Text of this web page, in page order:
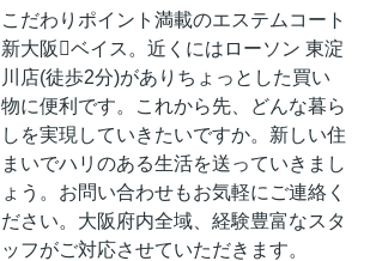
こだわりポイント満載のエステムコート
新大阪ベイス。近くにはローソン 東淀
川店(徒歩2分)がありちょっとした買い
物に便利です。これから先、どんな暮ら
しを実現していきたいですか。新しい住
まいでハリのある生活を送っていきまし
ょう。お問い合わせもお気軽にご連絡く
ださい。大阪府内全域、経験豊富なスタ
ッフがご対応させていただきます。